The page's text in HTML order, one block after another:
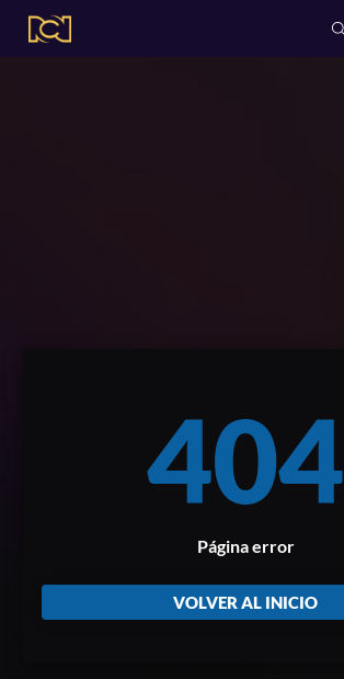
404
Página error
VOLVER AL INICIO